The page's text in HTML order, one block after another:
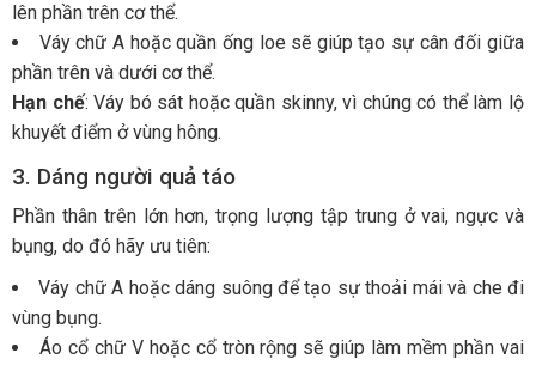
lên phần trên cơ thể.
Váy chữ A hoặc quần ống loe sẽ giúp tạo sự cân đối giữa
phần trên và dưới cơ thể.
Hạn chế: Váy bó sát hoặc quần skinny, vì chúng có thể làm lộ
khuyết điểm ở vùng hông.
3. Dáng người quả táo
Phần thân trên lớn hơn, trọng lượng tập trung ở vai, ngực và
bụng, do đó hãy ưu tiên:
Váy chữ A hoặc dáng suông để tạo sự thoải mái và che đi
vùng bụng.
Áo cổ chữ V hoặc cổ tròn rộng sẽ giúp làm mềm phần vai